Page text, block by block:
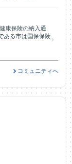
康保険の納入通
ある市は国保保険
コミュニティへ